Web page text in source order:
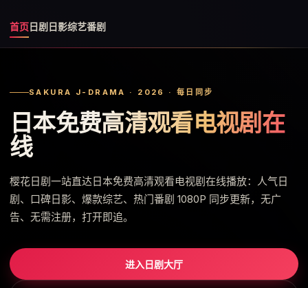
首页日剧 日影综艺番剧
SAKURA J-DRAMA · 2026 · 每日同步
日本免费高清观看电视剧在
线
樱花日剧一站直达日本免费高清观看电视剧在线播放：人气日
剧、口碑日影、爆款综艺、热门番剧 1080P 同步更新，无广
告、无需注册，打开即追。
进入日剧大厅